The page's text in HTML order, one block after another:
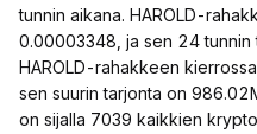
tunnin aikana. HAROLD-
0.00003348, ja sen 24 tunnin
HAROLD-rahakkeen
sen suurin tarjonta on
on sijalla 7039 kaikkien